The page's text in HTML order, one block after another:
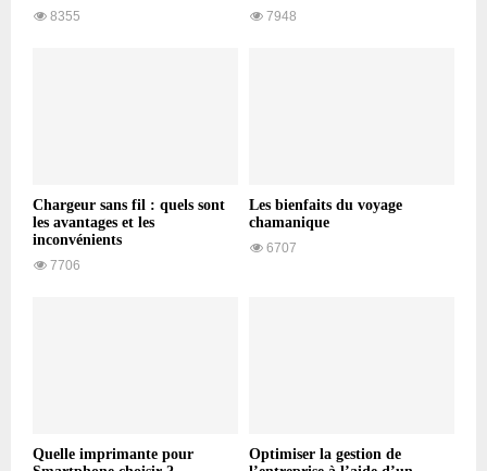
8355 7948
Chargeur sans fil : quels sont
les avantages et les
inconvénients
7706
Les bienfaits du voyage
chamanique
6707
Quelle imprimante pour
Optimiser la gestion de